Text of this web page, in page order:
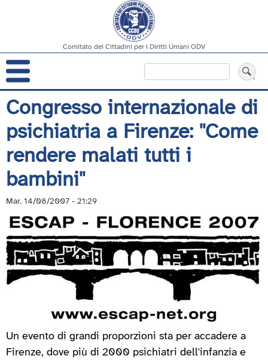
Salta
al
contenuto
principale
Comitato dei Cittadini per i Diritti Umani ODV
Navigazione
principale
Congresso internazionale di
psichiatria a Firenze: ''Come
rendere malati tutti i
bambini''
Mar. 14/08/2007 - 21:29
Un evento di grandi proporzioni sta per accadere a
Firenze, dove più di 2000 psichiatri dell'infanzia e